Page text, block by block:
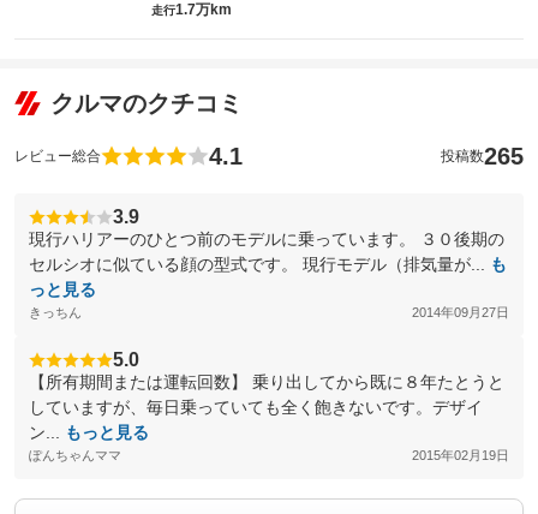
走行1.7万km
クルマのクチコミ
レビュー総合 4.1 投稿数265
3.9
現行ハリアーのひとつ前のモデルに乗っています。 ３０後期の
セルシオに似ている顔の型式です。 現行モデル（排気量が...
も
っと見る
きっちん 2014年09月27日
5.0
【所有期間または運転回数】 乗り出してから既に８年たとうと
していますが、毎日乗っていても全く飽きないです。デザイ
ン...
もっと見る
ぽんちゃんママ 2015年02月19日